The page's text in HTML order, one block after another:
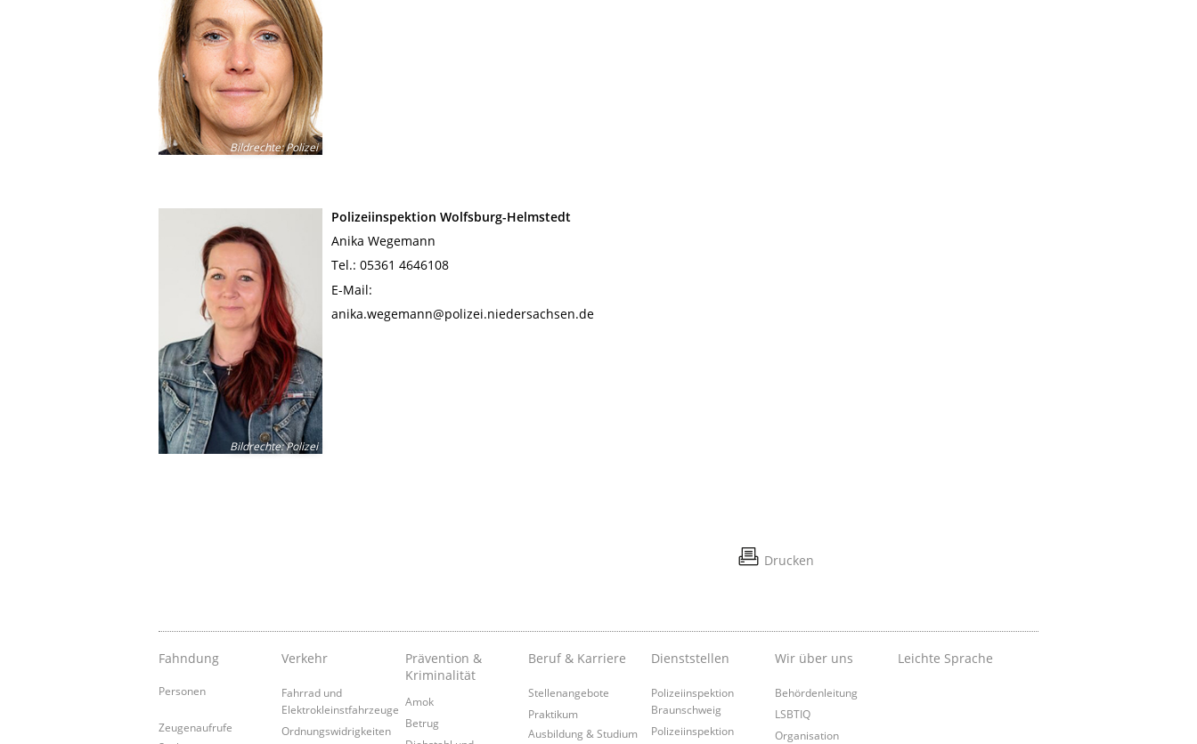
Bildrechte:Polizei
Bildrechte:Polizei
Polizeiinspektion Wolfsburg-Helmstedt
Anika Wegemann
Tel.: 05361 4646108
E-Mail:
anika.wegemann@polizei.niedersachsen.de
Drucken
Fahndung
Personen
Zeugenaufrufe
Verkehr
Fahrrad und
Elektrokleinstfahrzeuge
Ordnungswidrigkeiten
Prävention &
Kriminalität
Amok
Betrug
Beruf & Karriere
Stellenangebote
Praktikum
Ausbildung & Studium
Dienststellen
Polizeiinspektion
Braunschweig
Polizeiinspektion
Wir über uns
Behördenleitung
LSBTIQ
Organisation
Leichte Sprache